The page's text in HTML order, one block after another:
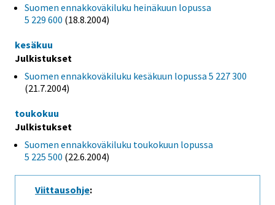
Suomen ennakkoväkiluku heinäkuun lopussa
5 229 600 (18.8.2004)
kesäkuu
Julkistukset
Suomen ennakkoväkiluku kesäkuun lopussa 5 227 300
(21.7.2004)
toukokuu
Julkistukset
Suomen ennakkoväkiluku toukokuun lopussa
5 225 500 (22.6.2004)
Viittausohje: